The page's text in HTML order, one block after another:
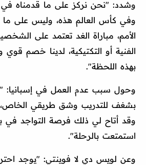
وشدد: "نحن نركز على ما قدمناه في
وفي كأس العالم هذه، وليس على
الأمم، مباراة الغد تعتمد على
الفنية أو التكتيكية، لدينا خصم قوي
بهذه اللحظة".
وحول سبب عدم العمل في إسبانيا:
بشغف للتدريب وشق طريقي الخاص،
وقد أتاح لي ذلك فرصة التواجد في
استمتعت بالرحلة".
وعن لويس دي لا فوينتي: "يوجد احترام